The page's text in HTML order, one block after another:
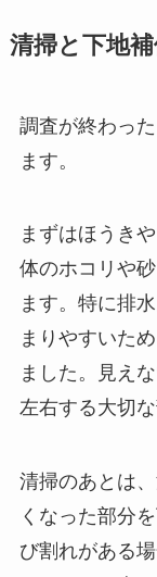
清掃と下地
調査が終わっ
ます。
まずはほうき
体のホコリや
ます。特に排
まりやすいた
ました。見え
左右する大切な
清掃のあとは
くなった部分
び割れがある